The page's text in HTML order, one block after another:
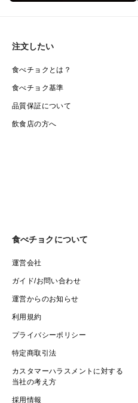
注文したい
食べチョクとは？
食べチョク基準
品質保証について
飲食店の方へ
食べチョクについて
運営会社
ガイド/お問い合わせ
運営からのお知らせ
利用規約
プライバシーポリシー
特定商取引法
カスタマーハラスメントに対する
当社の考え方
採用情報